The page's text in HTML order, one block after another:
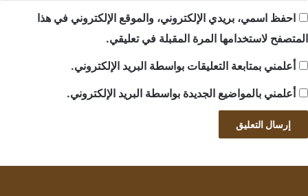
احفظ اسمي، بريدي الإلكتروني، والموقع الإلكتروني في هذا
المتصفح لاستخدامها المرة المقبلة في تعليقي.
أعلمني بمتابعة التعليقات بواسطة البريد الإلكتروني.
أعلمني بالمواضيع الجديدة بواسطة البريد الإلكتروني.